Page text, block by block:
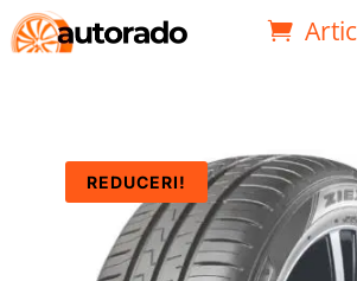
REDUCERI!